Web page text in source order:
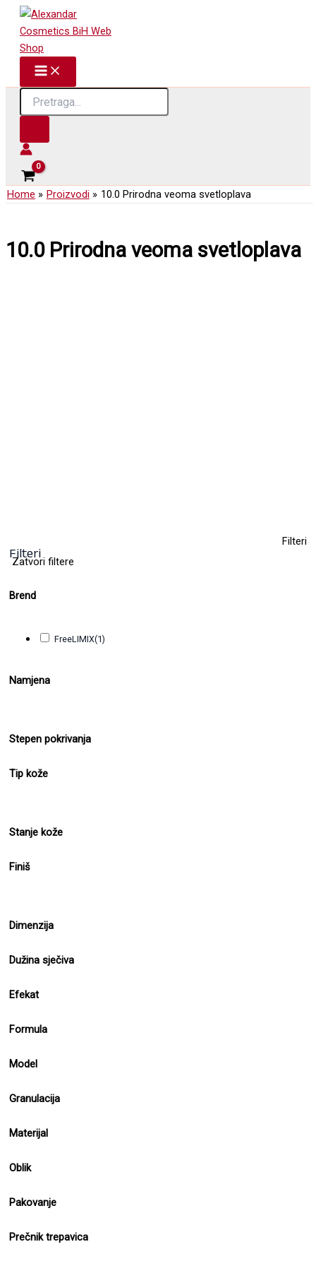
Skip
content
Products
search
Home Proizvodi 10.0 Prirodna veoma svetloplava
Filteri
Filteri
Zatvori filtere
Brend
FreeLIMIX(1)
Namjena
Stepen pokrivanja
Tip kože
Stanje kože
Finiš
Dimenzija
Dužina sječiva
Efekat
Formula
Model
Granulacija
Materijal
Oblik
Pakovanje
Prečnik trepavica
10.0 Prirodna veoma svetloplava